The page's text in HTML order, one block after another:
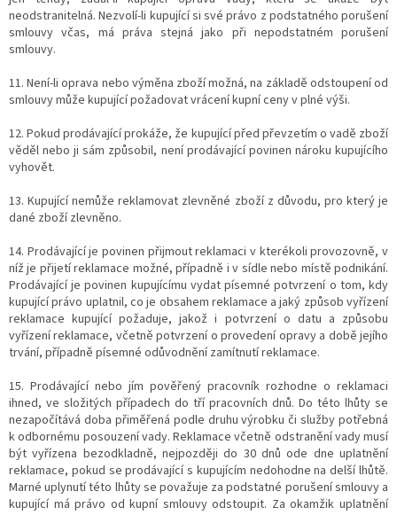
neodstranitelná. Nezvolí-li kupující si své právo z podstatného porušení
smlouvy včas, má práva stejná jako při nepodstatném porušení
smlouvy.
11. Není-li oprava nebo výměna zboží možná, na základě odstoupení od
smlouvy může kupující požadovat vrácení kupní ceny v plné výši.
12. Pokud prodávající prokáže, že kupující před převzetím o vadě zboží
věděl nebo ji sám způsobil, není prodávající povinen nároku kupujícího
vyhovět.
13. Kupující nemůže reklamovat zlevněné zboží z důvodu, pro který je
dané zboží zlevněno.
14. Prodávající je povinen přijmout reklamaci v kterékoli provozovně, v
níž je přijetí reklamace možné, případně i v sídle nebo místě podnikání.
Prodávající je povinen kupujícímu vydat písemné potvrzení o tom, kdy
kupující právo uplatnil, co je obsahem reklamace a jaký způsob vyřízení
reklamace kupující požaduje, jakož i potvrzení o datu a způsobu
vyřízení reklamace, včetně potvrzení o provedení opravy a době jejího
trvání, případně písemné odůvodnění zamítnutí reklamace.
15. Prodávající nebo jím pověřený pracovník rozhodne o reklamaci
ihned, ve složitých případech do tří pracovních dnů. Do této lhůty se
nezapočítává doba přiměřená podle druhu výrobku či služby potřebná
k odbornému posouzení vady. Reklamace včetně odstranění vady musí
být vyřízena bezodkladně, nejpozději do 30 dnů ode dne uplatnění
reklamace, pokud se prodávající s kupujícím nedohodne na delší lhůtě.
Marné uplynutí této lhůty se považuje za podstatné porušení smlouvy a
kupující má právo od kupní smlouvy odstoupit. Za okamžik uplatnění